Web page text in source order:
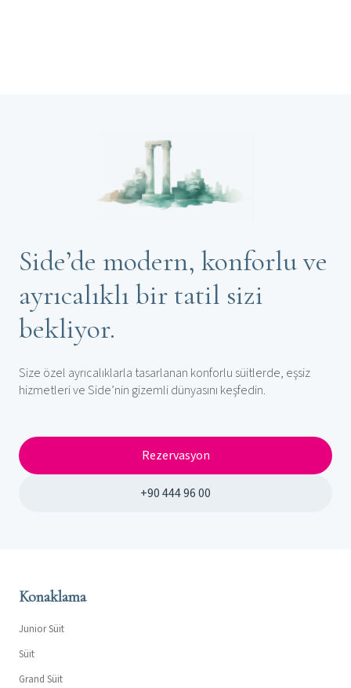
Side’de modern, konforlu ve
ayrıcalıklı bir tatil sizi
bekliyor.
Size özel ayrıcalıklarla tasarlanan konforlu süitlerde, eşsiz
hizmetleri ve Side’nin gizemli dünyasını keşfedin.
Rezervasyon
+90 444 96 00
Konaklama
Junior Süit
Süit
Grand Süit